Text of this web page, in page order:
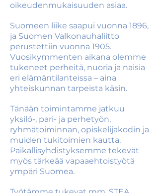
oikeudenmukaisuuden asiaa.
Suomeen liike saapui vuonna 1896,
ja Suomen Valkonauhaliitto
perustettiin vuonna 1905.
Vuosikymmenten aikana olemme
tukeneet perheitä, nuoria ja naisia
eri elämäntilanteissa – aina
yhteiskunnan tarpeista käsin.
Tänään toimintamme jatkuu
yksilö-, pari- ja perhetyön,
ryhmätoiminnan, opiskelijakodin ja
muiden tukitoimien kautta.
Paikallisyhdistyksemme tekevät
myös tärkeää vapaaehtoistyötä
ympäri Suomea.